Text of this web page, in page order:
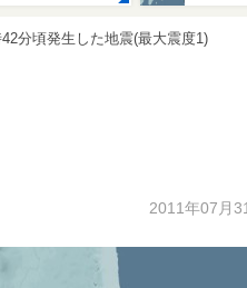
42分頃発生した地震(最大震度1)
2011年07月